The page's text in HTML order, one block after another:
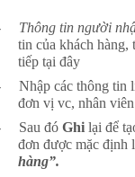
Thông tin người
tin của khách hàng,
tiếp tại đây
Nhập các thông tin
đơn vị vc, nhân
Sau đó Ghi lại để
đơn được mặc định
hàng”.